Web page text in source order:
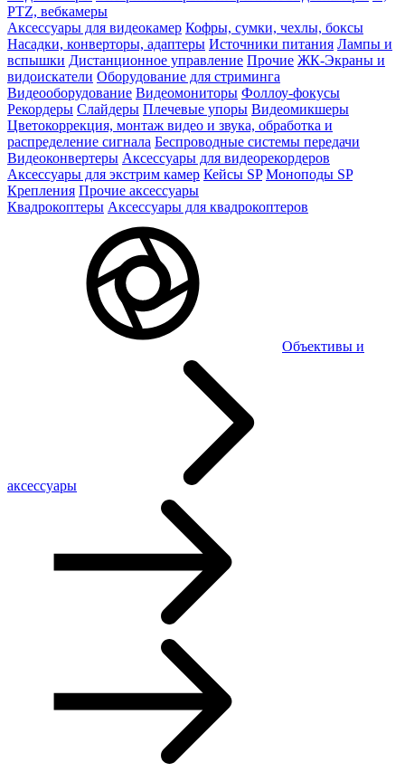
PTZ, вебкамеры
Аксессуары для видеокамер Кофры, сумки, чехлы, боксы
Насадки, конверторы, адаптеры Источники питания Лампы и
вспышки Дистанционное управление Прочие ЖК-Экраны и
видоискатели Оборудование для стриминга
Видеооборудование Видеомониторы Фоллоу-фокусы
Рекордеры Слайдеры Плечевые упоры Видеомикшеры
Цветокоррекция, монтаж видео и звука, обработка и
распределение сигнала Беспроводные системы передачи
Видеоконвертеры Аксессуары для видеорекордеров
Аксессуары для экстрим камер Кейсы SP Моноподы SP
Крепления Прочие аксессуары
Квадрокоптеры Аксессуары для квадрокоптеров
Объективы и
аксессуары